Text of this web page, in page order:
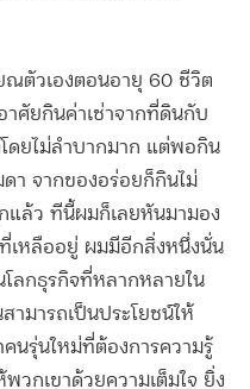
ณตัวเองตอนอายุ 60 ชีวิต
ศัยกินค่าเช่าจากที่ดินกับ
โดยไม่ลำบากมาก แต่พอกิน
ดา จากของอร่อยก็กินไม่
แล้ว ทีนี้ผมก็เลยหันมามอง
ที่เหลืออยู่ ผมมีอีกสิ่งหนึ่งนั่น
ลกธุรกิจที่หลากหลายใน
ามารถเป็นประโยชน์ให้
นรุ่นใหม่ที่ต้องการความรู้
วกเขาด้วยความเต็มใจ ยิ่ง